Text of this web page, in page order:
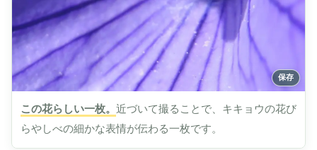
この花らしい一枚。 近づいて撮ることで、キキョウの花び
らやしべの細かな表情が伝わる一枚です。